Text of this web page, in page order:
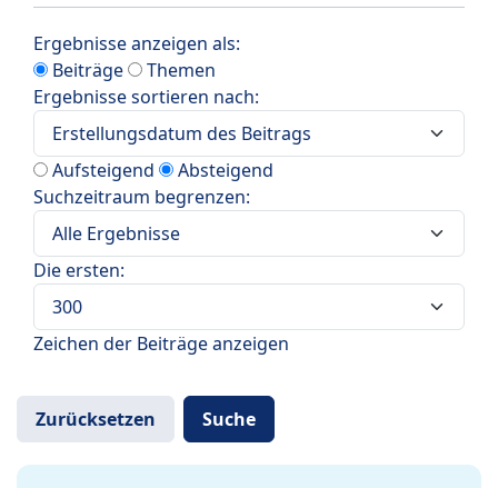
Ergebnisse anzeigen als:
Beiträge
Themen
Ergebnisse sortieren nach:
Aufsteigend
Absteigend
Suchzeitraum begrenzen:
Die ersten:
Zeichen der Beiträge anzeigen